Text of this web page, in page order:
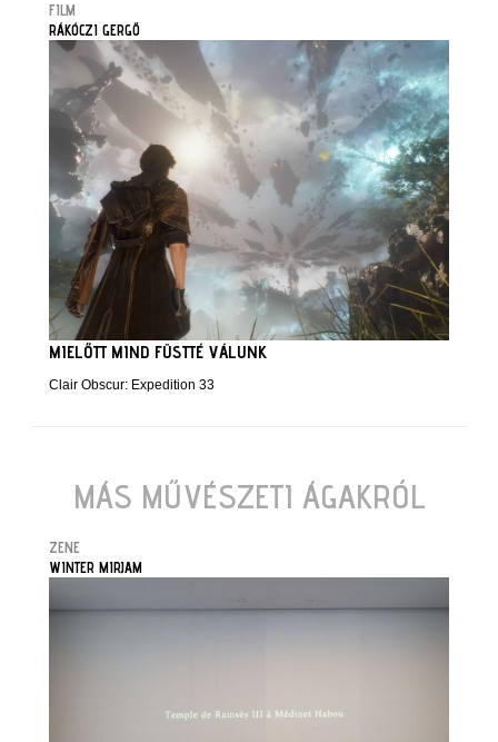
FILM
RÁKÓCZI GERGŐ
MIELŐTT MIND FÜSTTÉ VÁLUNK
Clair Obscur: Expedition 33
MÁS MŰVÉSZETI ÁGAKRÓL
ZENE
WINTER MIRJAM